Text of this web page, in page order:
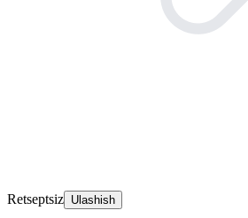
Retseptsiz Ulashish